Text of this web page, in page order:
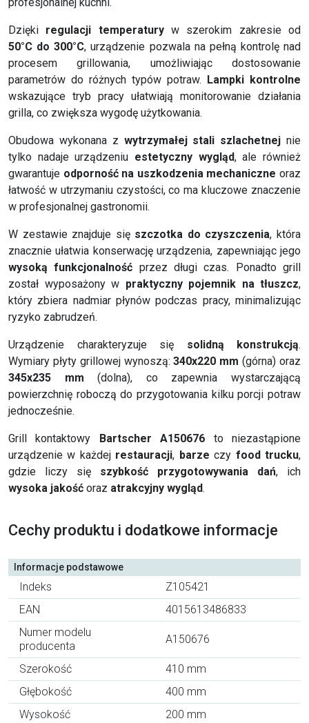
Dzięki regulacji temperaturyw szerokim zakresie od
50°C do 300°C, urządzenie pozwala na pełną kontrolę nad
procesem grillowania, umożliwiając dostosowanie
parametrów do różnych typów potraw. Lampki kontrolne
wskazujące tryb pracy ułatwiają monitorowanie działania
grilla, co zwiększa wygodę użytkowania.
Obudowa wykonana z wytrzymałej stali szlachetnej nie
tylko nadaje urządzeniu estetyczny wygląd, ale również
gwarantuje odporność na uszkodzenia mechaniczne oraz
łatwość w utrzymaniu czystości, co ma kluczowe znaczenie
w profesjonalnej gastronomii.
W zestawie znajduje się szczotka do czyszczenia, która
znacznie ułatwia konserwację urządzenia, zapewniając jego
wysoką funkcjonalność przez długi czas. Ponadto grill
został wyposażony w praktyczny pojemnik na tłuszcz,
który zbiera nadmiar płynów podczas pracy, minimalizując
ryzyko zabrudzeń.
Urządzenie charakteryzuje się solidną konstrukcją.
Wymiary płyty grillowej wynoszą:340x220 mm (górna) oraz
345x235 mm (dolna), co zapewnia wystarczającą
powierzchnię roboczą do przygotowania kilku porcji potraw
jednocześnie.
Grill kontaktowy Bartscher A150676 to niezastąpione
urządzenie w każdej restauracji, barze czy food trucku,
gdzie liczy się szybkość przygotowywania dań, ich
wysoka jakość oraz atrakcyjny wygląd.
Cechy produktu i dodatkowe informacje
Informacje podstawowe
Indeks
Z105421
EAN
4015613486833
Numer modelu
producenta
A150676
Szerokość
410 mm
Głębokość
400 mm
Wysokość
200 mm